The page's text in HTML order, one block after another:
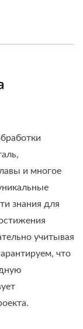
и многое
знания для
учитывая
что